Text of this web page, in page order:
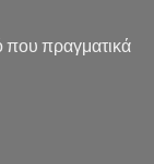
που πραγματικά